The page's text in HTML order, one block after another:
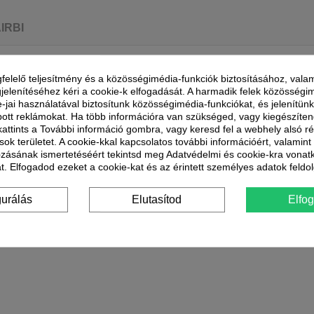
ventilátor, könnyű és helytakarékos. A Blade személyes rajongója az
köszönhetően alkalmazkodik minden igényhez.
mellett kistömegű és helytakarékos készülék. Tökéletes
szeretnénk a napunkat.
amelyik az általunk választott teljesítmény függvényében 2-4 órás
bank hordozható külső akkumulátor, tápkimenet) vagy fali konnektorba
amellyel számos hűtési feladatot megoldhatunk.
erős ahhoz, ha hirtelen kimelegedve odakapcsoljuk, hőérzetünket
teljesítmény és a közösségimédia-funkciók biztosításához,
kéri a cookie-k elfogadását. A harmadik felek
jai használatával biztosítunk közösségimédia-funkciókat, és
reklámokat. Ha több információra van szükséged, vagy
a További információ gombra, vagy keresd fel a webhely alsó
területet. A cookie-kkal kapcsolatos további információért,
ismertetéséért tekintsd meg Adatvédelmi és cookie-kra
Elfogadod ezeket a cookie-kat és az érintett személyes adatok
Elutasítod